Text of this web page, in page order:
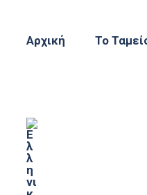
Αρχική Το